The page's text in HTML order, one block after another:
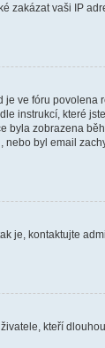
zakázat vaši IP
ve fóru
instrukcí, které
zobrazena
byl email
je, kontaktujte
kteří